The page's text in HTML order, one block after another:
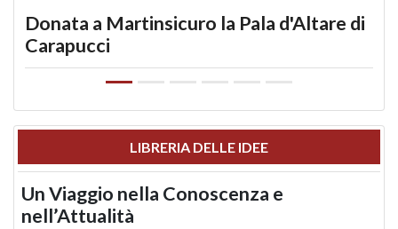
Donata a Martinsicuro la Pala d'Altare di
Carapucci
LIBRERIA DELLE IDEE
Un Viaggio nella Conoscenza e
nell’Attualità